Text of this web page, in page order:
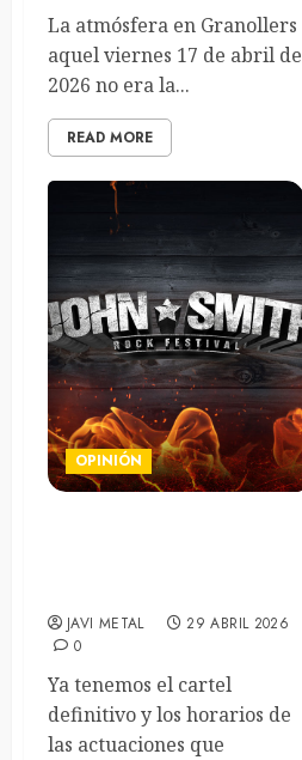
La atmósfera en Granollers
aquel viernes 17 de abril de
2026 no era la...
READ MORE
OPINIÓN
JAVI METAL
29 ABRIL 2026
0
Ya tenemos el cartel
definitivo y los horarios de
las actuaciones que